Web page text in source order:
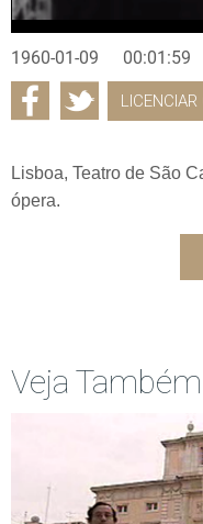
1960-01-09 00:01:59
Lisboa, Teatro de São
ópera.
Veja Também